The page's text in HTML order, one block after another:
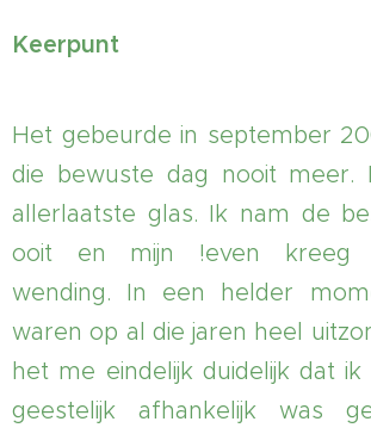
Keerpunt
Het gebeurde in september
die bewuste dag nooit meer.
allerlaatste glas. Ik nam de
ooit en mijn !even kreeg
wending. In een helder
waren op al die jaren heel
het me eindelijk duidelijk dat ik
geestelijk afhankelijk was